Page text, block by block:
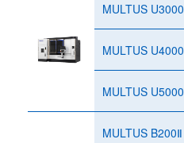
MULTUS U3000
MULTUS U4000
MULTUS U5000
MULTUS B200Ⅱ